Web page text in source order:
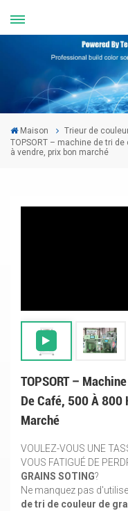
Maison
Trieur de
TOPSORT – machine de tri
à vendre, prix bon marché
TOPSORT –
De Café, 500 À
Marché
VOULEZ-VOUS UNE
VOUS FATIGUÉ DE
GRAINS SOTING?
Ne manquez pas
de tri de couleur de